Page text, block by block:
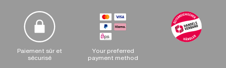
Paiement sûr et
sécurisé
Your preferred
payment method